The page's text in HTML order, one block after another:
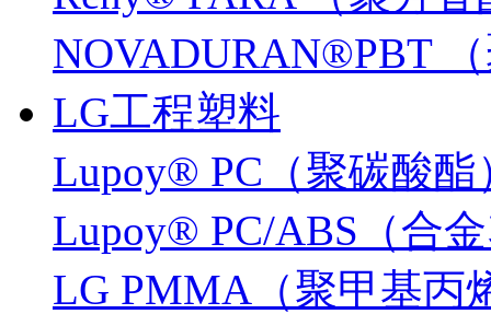
NOVADURAN®PBT
LG工程塑料
Lupoy® PC（聚碳酸酯
Lupoy® PC/ABS（合
LG PMMA（聚甲基丙